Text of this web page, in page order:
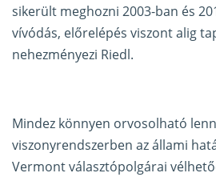
sikerült meghozni 2003-ban és
vívódás, előrelépés viszont alig
nehezményezi Riedl.
Mindez könnyen orvosolható
viszonyrendszerben az állami
Vermont választópolgárai